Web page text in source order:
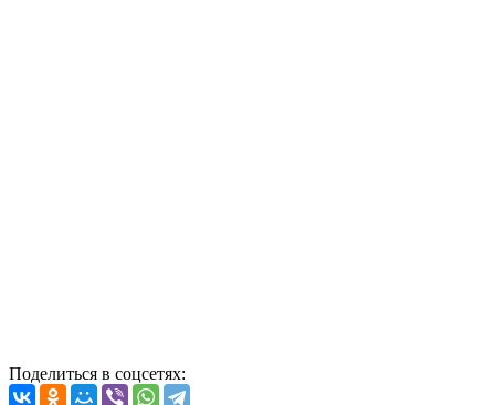
Поделиться в соцсетях: